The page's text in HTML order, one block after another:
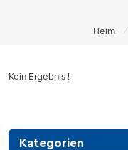
Heim /
Kein Ergebnis !
Kategorien